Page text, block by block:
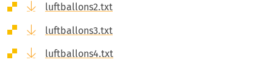
luftballons2.txt
luftballons3.txt
luftballons4.txt